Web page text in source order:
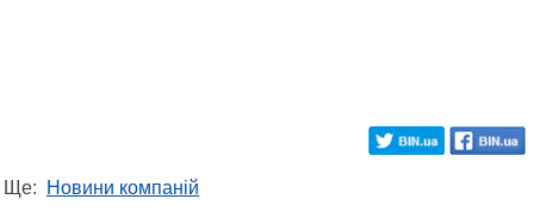
Ще: Новини компаній